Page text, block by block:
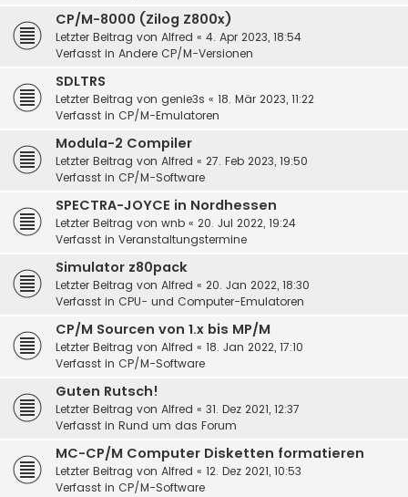
CP/M-8000 (Zilog Z800x)
Letzter Beitrag von Alfred « 4. Apr 2023, 18:54
Verfasst in Andere CP/M-Versionen
SDLTRS
Letzter Beitrag von genie3s « 18. Mär 2023, 11:22
Verfasst in CP/M-Emulatoren
Modula-2 Compiler
Letzter Beitrag von Alfred « 27. Feb 2023, 19:50
Verfasst in CP/M-Software
SPECTRA-JOYCE in Nordhessen
Letzter Beitrag von wnb « 20. Jul 2022, 19:24
Verfasst in Veranstaltungstermine
Simulator z80pack
Letzter Beitrag von Alfred « 20. Jan 2022, 18:30
Verfasst in CPU- und Computer-Emulatoren
CP/M Sourcen von 1.x bis MP/M
Letzter Beitrag von Alfred « 18. Jan 2022, 17:10
Verfasst in CP/M-Software
Guten Rutsch!
Letzter Beitrag von Alfred « 31. Dez 2021, 12:37
Verfasst in Rund um das Forum
MC-CP/M Computer Disketten formatieren
Letzter Beitrag von Alfred « 12. Dez 2021, 10:53
Verfasst in CP/M-Software